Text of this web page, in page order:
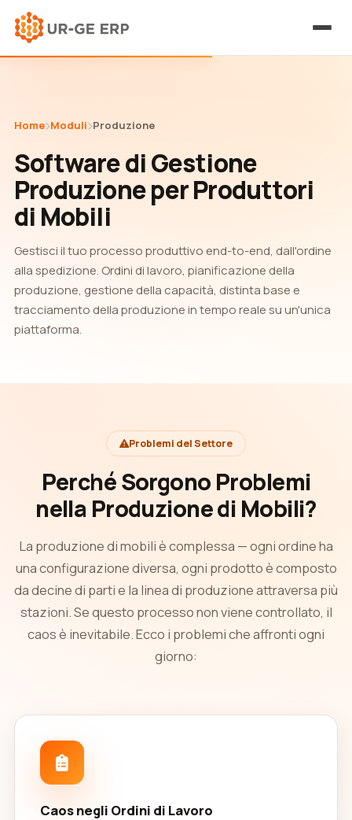
Home Moduli Produzione
Software di Gestione
Produzione per Produttori
di Mobili
Gestisci il tuo processo produttivo end-to-end, dall'ordine
alla spedizione. Ordini di lavoro, pianificazione della
produzione, gestione della capacità, distinta base e
tracciamento della produzione in tempo reale su un'unica
piattaforma.
Problemi del Settore
Perché Sorgono Problemi
nella Produzione di Mobili?
La produzione di mobili è complessa — ogni ordine ha
una configurazione diversa, ogni prodotto è composto
da decine di parti e la linea di produzione attraversa più
stazioni. Se questo processo non viene controllato, il
caos è inevitabile. Ecco i problemi che affronti ogni
giorno:
Caos negli Ordini di Lavoro